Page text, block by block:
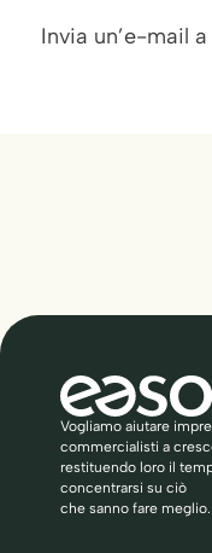
Invia un’e-mail a
Vogliamo aiutare
commercialisti a
restituendo loro il
concentrarsi su ciò
che sanno fare meglio.